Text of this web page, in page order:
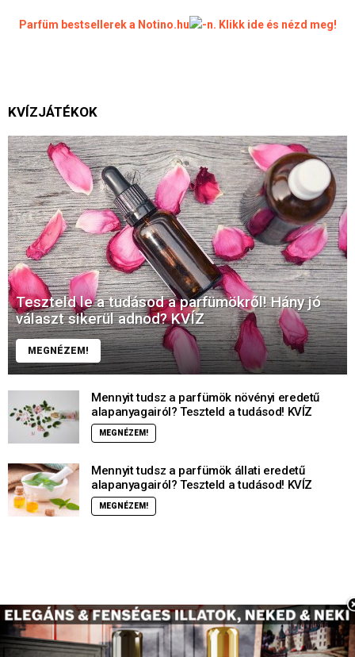
Parfüm bestsellerek a Notino.hu -n. Klikk ide és nézd meg!
KVÍZJÁTÉKOK
Teszteld le a tudásod a parfümökről! Hány jó
választ sikerül adnod? KVÍZ
MEGNÉZEM!
Mennyit tudsz a parfümök növényi eredetű
alapanyagairól? Teszteld a tudásod! KVÍZ
MEGNÉZEM!
Mennyit tudsz a parfümök állati eredetű
alapanyagairól? Teszteld a tudásod! KVÍZ
MEGNÉZEM!